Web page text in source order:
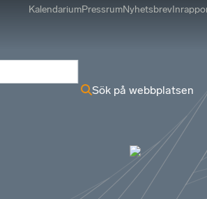
KalendariumPressrumNyhetsbrev
Sök på webbplatsen